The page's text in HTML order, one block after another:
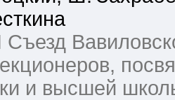
Съезд
и высшей